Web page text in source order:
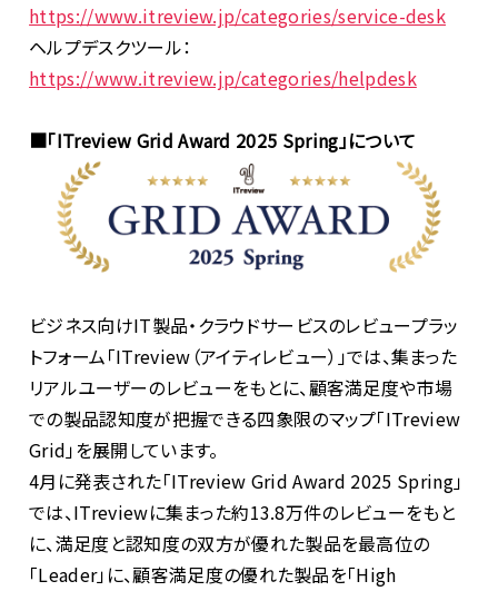
https://www.itreview.jp/categories/service-desk
ヘルプデスクツール：
https://www.itreview.jp/categories/helpdesk
■「ITreview Grid Award 2025 Spring」について
ビジネス向けIT製品・クラウドサービスのレビュープラッ
トフォーム「ITreview （アイティレビュー）」では、集まった
リアルユーザーのレビューをもとに、顧客満足度や市場
での製品認知度が把握できる四象限のマップ「ITreview
Grid」を展開しています。
4月に発表された「ITreview Grid Award 2025 Spring」
では、ITreviewに集まった約13.8万件のレビューをもと
に、満足度と認知度の双方が優れた製品を最高位の
「Leader」に、顧客満足度の優れた製品を「High